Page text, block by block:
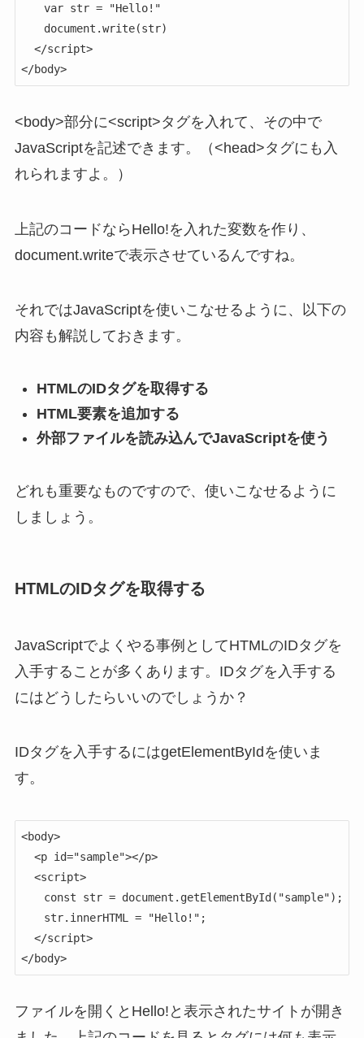
var str = "Hello!"
document.write(str)
</body>
<body>部分に<script>タグを入れて、その中で
JavaScriptを記述できます。（<head>タグにも入
れられますよ。）
上記のコードならHello!を入れた変数を作り、
document.writeで表示させているんですね。
それではJavaScriptを使いこなせるように、以下の
内容も解説しておきます。
HTMLのIDタグを取得する
HTML要素を追加する
外部ファイルを読み込んでJavaScriptを使う
どれも重要なものですので、使いこなせるように
しましょう。
HTMLのIDタグを取得する
JavaScriptでよくやる事例としてHTMLのIDタグを
入手することが多くあります。IDタグを入手する
にはどうしたらいいのでしょうか？
IDタグを入手するにはgetElementByIdを使いま
す。
<body>
const str = document.getElementById("sample");
str.innerHTML = "Hello!";
</body>
ファイルを開くとHello!と表示されたサイトが開き